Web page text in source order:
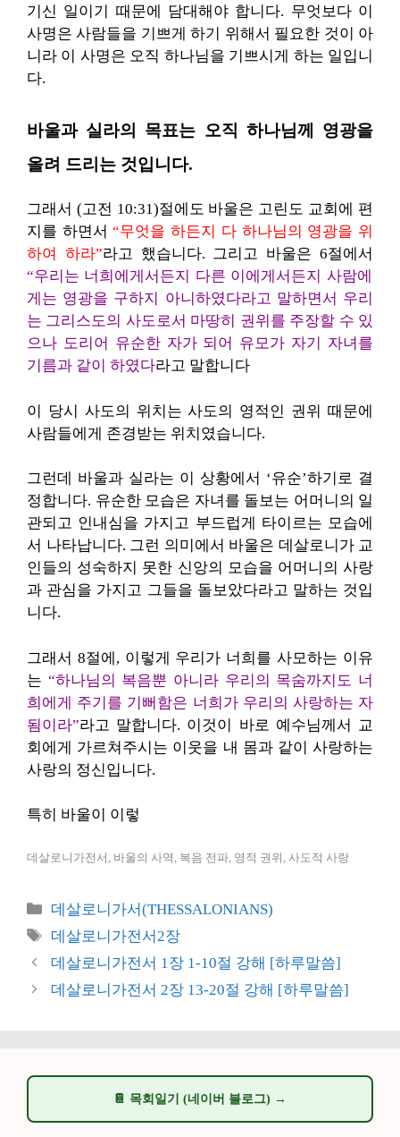
기신 일이기 때문에 담대해야 합니다. 무엇보다 이
사명은 사람들을 기쁘게 하기 위해서 필요한 것이 아
니라 이 사명은 오직 하나님을 기쁘시게 하는 일입니
다.
바울과 실라의 목표는 오직 하나님께 영광을
올려 드리는 것입니다.
그래서 (고전 10:31)절에도 바울은 고린도 교회에 편
지를 하면서“무엇을 하든지 다 하나님의 영광을 위
하여 하라”라고 했습니다. 그리고 바울은 6절에서
“우리는 너희에게서든지 다른 이에게서든지 사람에
게는 영광을 구하지 아니하였다라고 말하면서 우리
는 그리스도의 사도로서 마땅히 권위를 주장할 수 있
으나 도리어 유순한 자가 되어 유모가 자기 자녀를
기름과 같이 하였다라고 말합니다
이 당시 사도의 위치는 사도의 영적인 권위 때문에
사람들에게 존경받는 위치였습니다.
그런데 바울과 실라는 이 상황에서 ‘유순’하기로 결
정합니다. 유순한 모습은 자녀를 돌보는 어머니의 일
관되고 인내심을 가지고 부드럽게 타이르는 모습에
서 나타납니다. 그런 의미에서 바울은 데살로니가 교
인들의 성숙하지 못한 신앙의 모습을 어머니의 사랑
과 관심을 가지고 그들을 돌보았다라고 말하는 것입
니다.
그래서 8절에, 이렇게 우리가 너희를 사모하는 이유
는 “하나님의 복음뿐 아니라 우리의 목숨까지도 너
희에게 주기를 기뻐함은 너희가 우리의 사랑하는 자
됨이라”라고 말합니다. 이것이 바로 예수님께서 교
회에게 가르쳐주시는 이웃을 내 몸과 같이 사랑하는
사랑의 정신입니다.
특히 바울이 이렇
데살로니가전서, 바울의 사역, 복음 전파, 영적 권위, 사도적 사랑
카
테
리
데살로니가서(THESSALONIANS)
태
그
데살로니가전서2장
데살로니가전서 1장 1-10절 강해 [하루말씀]
데살로니가전서 2장 13-20절 강해 [하루말씀]
📔 목회일기 (네이버 블로그) →